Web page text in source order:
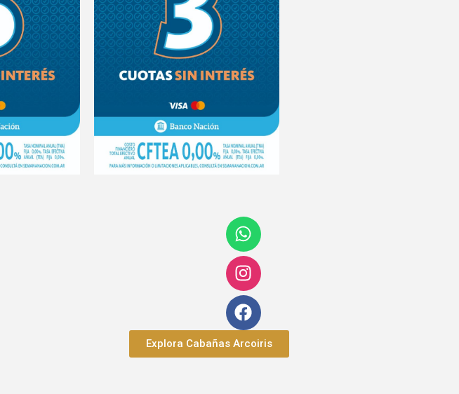
Explora Cabañas Arcoiris